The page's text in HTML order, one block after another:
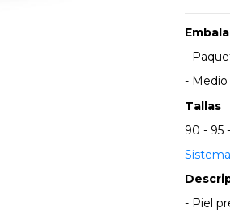
-
- Medio
Tallas
90 - 95
- Piel